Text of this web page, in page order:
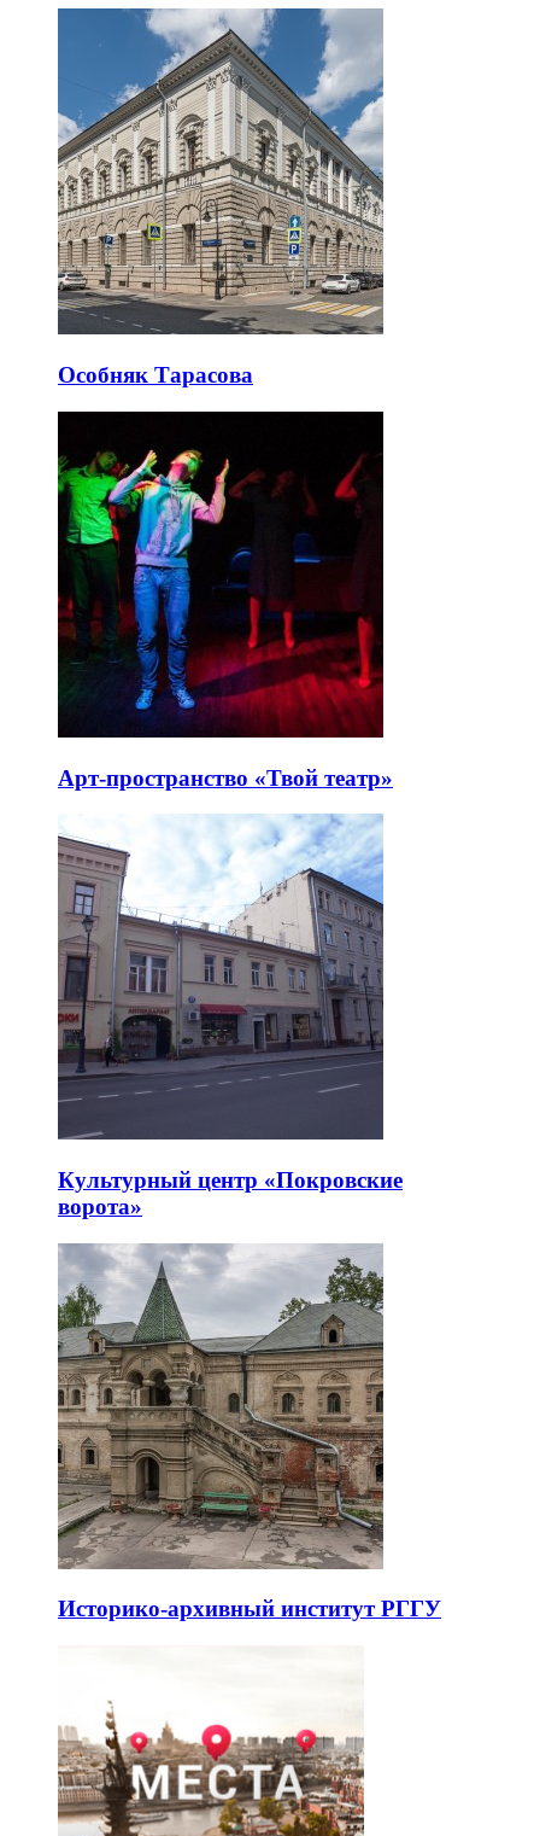
Особняк Тарасова
Арт-пространство «Твой театр»
Культурный центр «Покровские
ворота»
Историко-архивный институт РГГУ